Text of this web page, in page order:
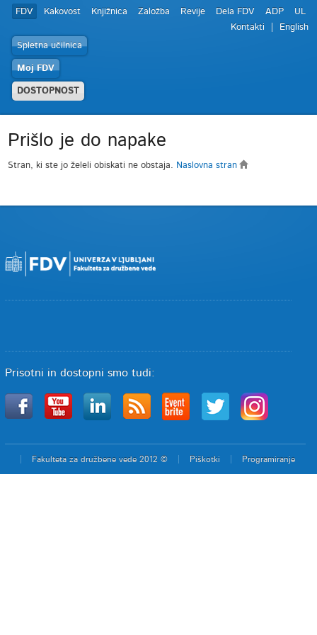
FDV Kakovost Knjižnica Založba Revije Dela FDV ADP
UL
Kontakti
English
Spletna učilnica
Moj FDV
DOSTOPNOST
Prišlo je do napake
Stran, ki ste jo želeli obiskati ne obstaja. Naslovna stran
Prisotni in dostopni smo tudi:
Fakulteta za družbene vede 2012 © Piškotki Programiranje